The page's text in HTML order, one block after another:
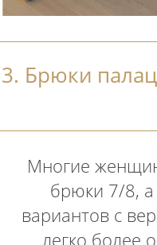
3. Брюки
Многие
брюки 7/8,
вариантов с
легко более